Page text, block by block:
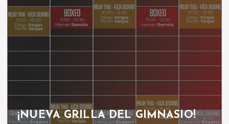
¡NUEVA GRILLA DEL GIMNASIO!